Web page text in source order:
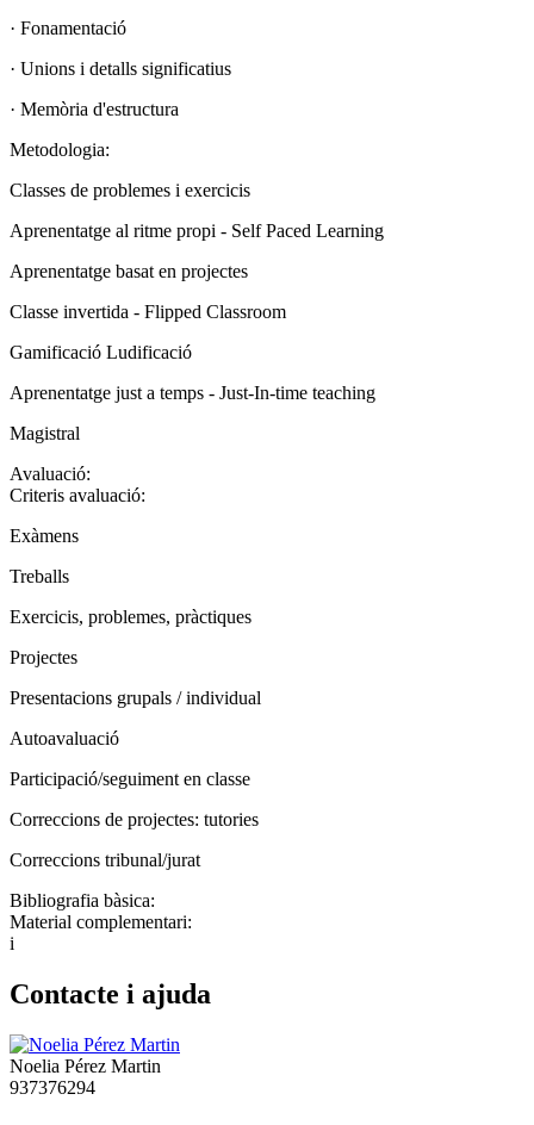
· Fonamentació
· Unions i detalls significatius
· Memòria d'estructura
Metodologia:
Classes de problemes i exercicis
Aprenentatge al ritme propi - Self Paced Learning
Aprenentatge basat en projectes
Classe invertida - Flipped Classroom
Gamificació Ludificació
Aprenentatge just a temps - Just-In-time teaching
Magistral
Avaluació:
Criteris avaluació:
Exàmens
Treballs
Exercicis, problemes, pràctiques
Projectes
Presentacions grupals / individual
Autoavaluació
Participació/seguiment en classe
Correccions de projectes: tutories
Correccions tribunal/jurat
Bibliografia bàsica:
Material complementari:
i
Contacte i ajuda
Noelia Pérez Martin
937376294